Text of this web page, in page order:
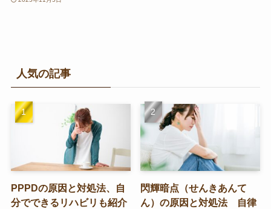
人気の記事
PPPDの原因と対処法、自
分でできるリハビリも紹介
閃輝暗点（せんきあんて
ん）の原因と対処法 自律